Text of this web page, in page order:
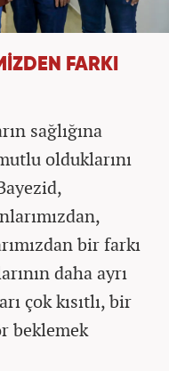
FARKI
sağlığına
olduklarını
bir farkı
daha ayrı
çok kısıtlı, bir
beklemek